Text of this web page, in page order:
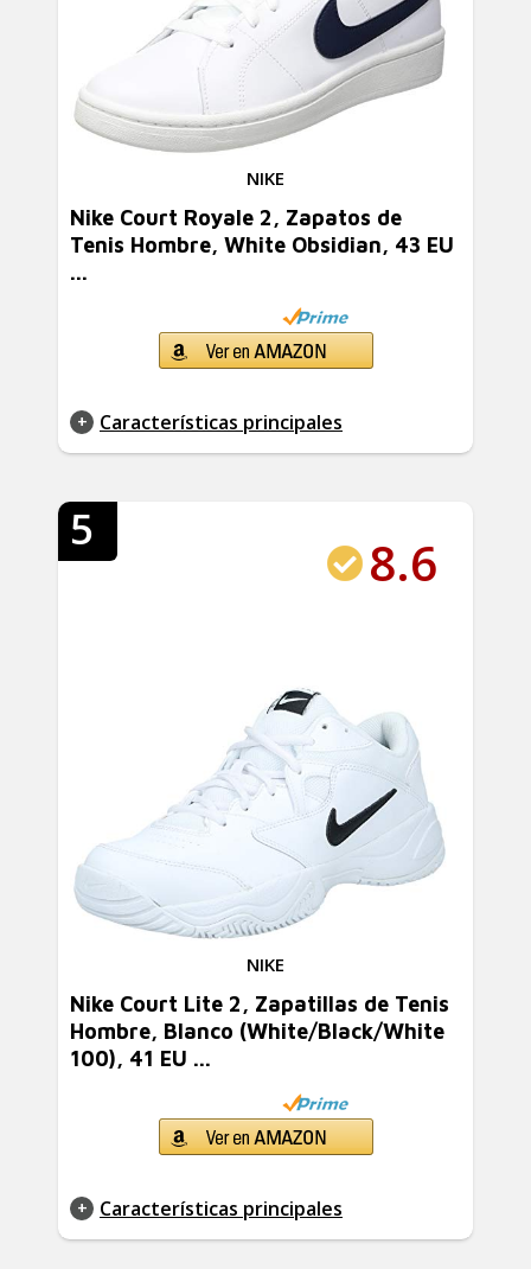
NIKE
Nike Court Royale 2, Zapatos de
Tenis Hombre, White Obsidian, 43 EU
...
Características principales
5
8.6
NIKE
Nike Court Lite 2, Zapatillas de Tenis
Hombre, Blanco (White/Black/White
100), 41 EU ...
Características principales